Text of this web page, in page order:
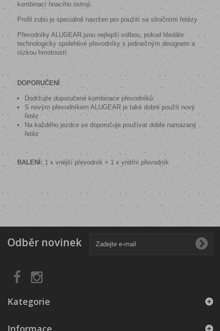
kombinací hnacího ústrojí.
Profil zubu je speciálně navržen pro použití se silničními řetězy
Převodníky ALUGEAR jsou nejlepší volbou, pokud hledáte
technologicky spolehlivé převodníky s jedinečným designem a
nízkou hmotností
DOPORUČENÍ
Dodržujte doporučené kombinace převodníků.
S novým převodníkem ALUGEAR je také dobré použít nový
řetěz
Na každého jezdce se doporučuje používat dobře namazaný
řetěz
BALENÍ: 1 x vnější převodník + 1 x vnitřní převodník
Odběr novinek
Kategorie
Informace